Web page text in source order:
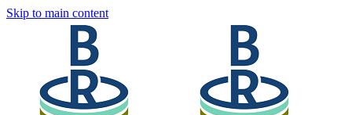
Skip to main content